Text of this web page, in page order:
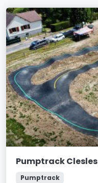
Pumptrack Clesles
Pumptrack